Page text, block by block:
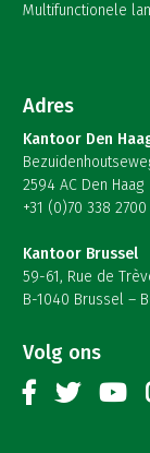
Multifunctionele
Adres
Kantoor Den
2594 AC Den Haag
+31 (0)70 338 2700
Kantoor Brussel
59-61, Rue de
B-1040 Brussel –
Volg ons